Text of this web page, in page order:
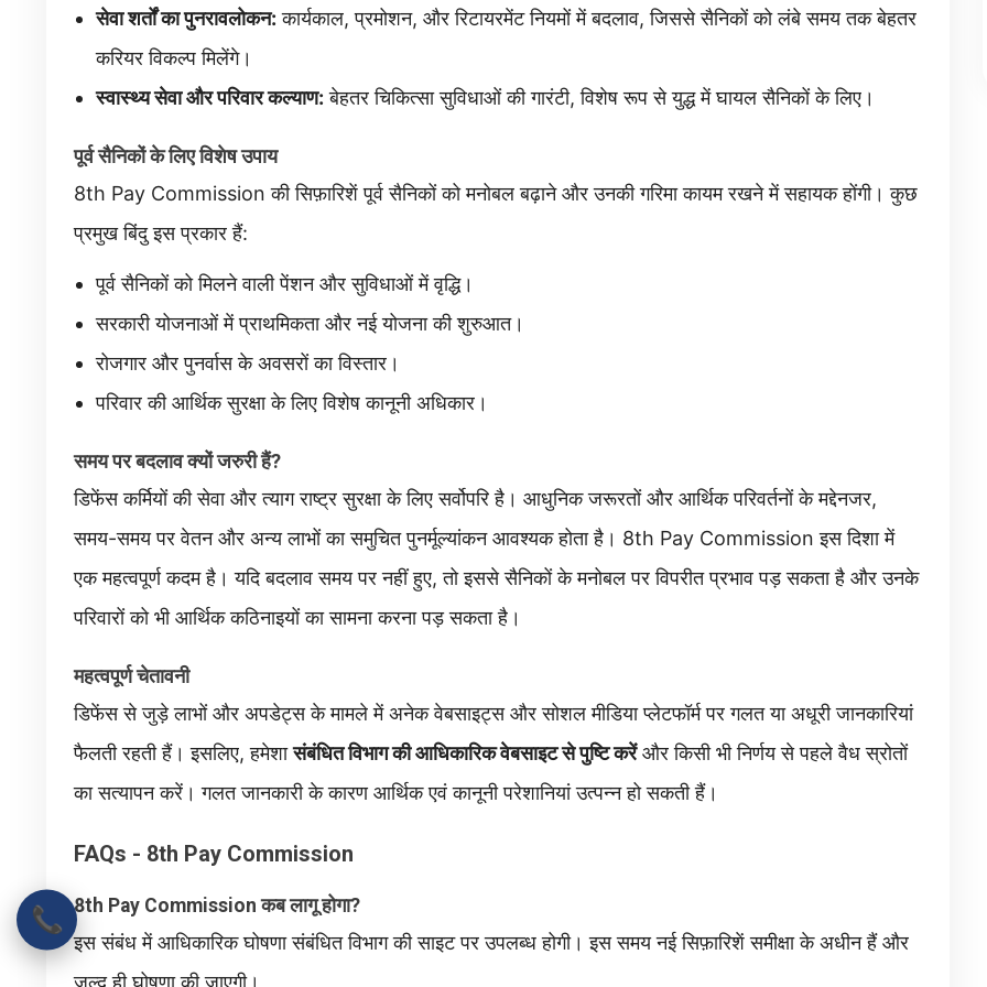
सेवा शर्तों का पुनरावलोकन: कार्यकाल, प्रमोशन, और रिटायरमेंट नियमों में बदलाव, जिससे सैनिकों को लंबे समय तक बेहतर
करियर विकल्प मिलेंगे।
स्वास्थ्य सेवा और परिवार कल्याण: बेहतर चिकित्सा सुविधाओं की गारंटी, विशेष रूप से युद्ध में घायल सैनिकों के लिए।
पूर्व सैनिकों के लिए विशेष उपाय
8th Pay Commission की सिफ़ारिशें पूर्व सैनिकों को मनोबल बढ़ाने और उनकी गरिमा कायम रखने में सहायक होंगी। कुछ
प्रमुख बिंदु इस प्रकार हैं:
पूर्व सैनिकों को मिलने वाली पेंशन और सुविधाओं में वृद्धि।
सरकारी योजनाओं में प्राथमिकता और नई योजना की शुरुआत।
रोजगार और पुनर्वास के अवसरों का विस्तार।
परिवार की आर्थिक सुरक्षा के लिए विशेष कानूनी अधिकार।
समय पर बदलाव क्यों जरुरी हैं?
डिफेंस कर्मियों की सेवा और त्याग राष्ट्र सुरक्षा के लिए सर्वोपरि है। आधुनिक जरूरतों और आर्थिक परिवर्तनों के मद्देनजर,
समय-समय पर वेतन और अन्य लाभों का समुचित पुनर्मूल्यांकन आवश्यक होता है। 8th Pay Commission इस दिशा में
एक महत्वपूर्ण कदम है। यदि बदलाव समय पर नहीं हुए, तो इससे सैनिकों के मनोबल पर विपरीत प्रभाव पड़ सकता है और उनके
परिवारों को भी आर्थिक कठिनाइयों का सामना करना पड़ सकता है।
महत्वपूर्ण चेतावनी
डिफेंस से जुड़े लाभों और अपडेट्स के मामले में अनेक वेबसाइट्स और सोशल मीडिया प्लेटफॉर्म पर गलत या अधूरी जानकारियां
फैलती रहती हैं। इसलिए, हमेशासंबंधित विभाग की आधिकारिक वेबसाइट से पुष्टि करेंऔर किसी भी निर्णय से पहले वैध स्रोतों
का सत्यापन करें। गलत जानकारी के कारण आर्थिक एवं कानूनी परेशानियां उत्पन्न हो सकती हैं।
FAQs - 8th Pay Commission
8th Pay Commission कब लागू होगा?
इस संबंध में आधिकारिक घोषणा संबंधित विभाग की साइट पर उपलब्ध होगी। इस समय नई सिफ़ारिशें समीक्षा के अधीन हैं और
📞